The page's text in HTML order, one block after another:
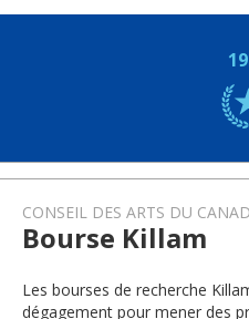
CONSEIL DES ARTS DU
Bourse Killam
Les bourses de recherche
dégagement pour mener des